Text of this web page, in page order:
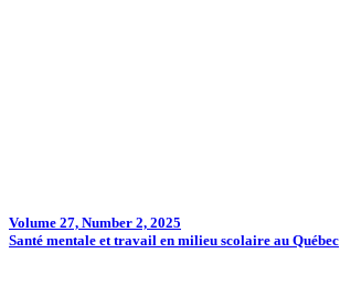
Volume 27, Number 2, 2025
Santé mentale et travail en milieu scolaire au Québec